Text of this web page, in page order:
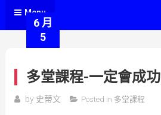
Menu
6 月
5
多堂課程-一定會成功
by 史蒂文 Posted in 多堂課程